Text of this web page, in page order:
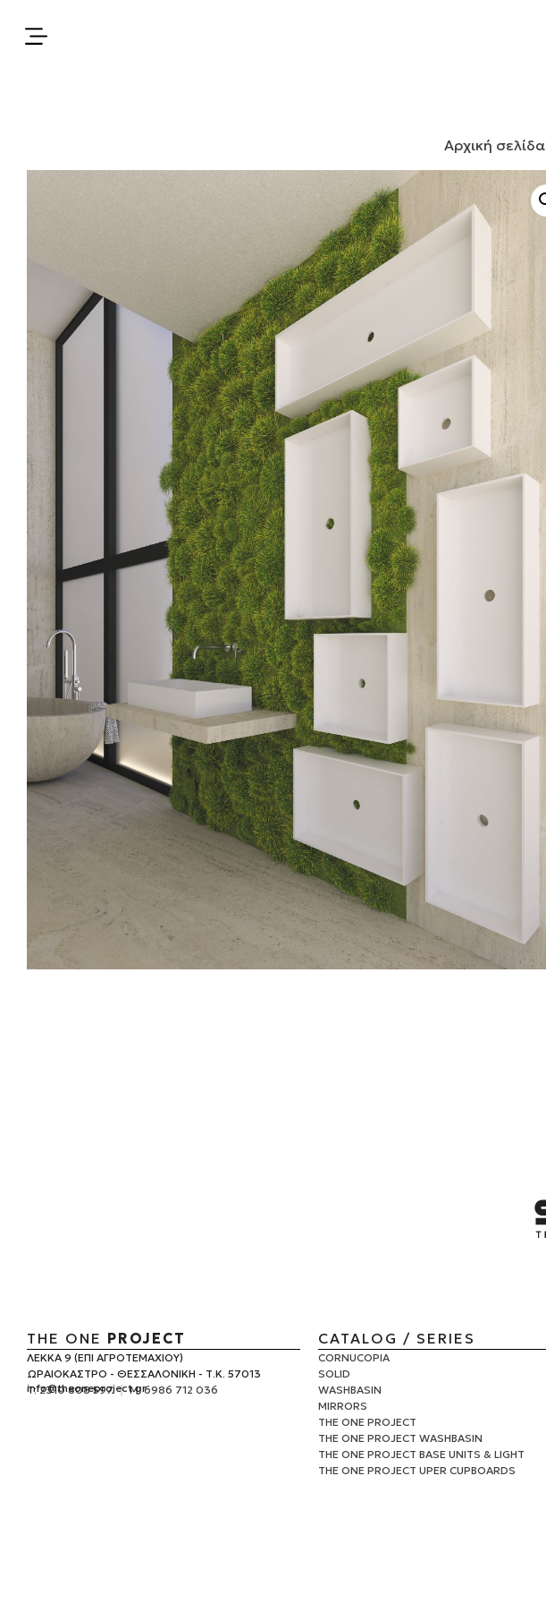
Αρχική σελίδα
THE ONE PROJECT
ΛΕΚΚΑ 9 (ΕΠΙ ΑΓΡΟΤΕΜΑΧΙΟΥ)
ΩΡΑΙΟΚΑΣΤΡΟ - ΘΕΣΣΑΛΟΝΙΚΗ - Τ.Κ. 57013
Τ: 2310 808 597
M: 6986 712 036
info@theoneproject.gr
CATALOG / SERIES
CORNUCOPIA
SOLID
WASHBASIN
MIRRORS
THE ONE PROJECT
THE ONE PROJECT WASHBASIN
THE ONE PROJECT BASE UNITS & LIGHT
THE ONE PROJECT UPER CUPBOARDS